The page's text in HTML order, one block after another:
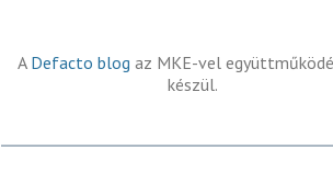
A Defacto blog az MKE-vel
készül.